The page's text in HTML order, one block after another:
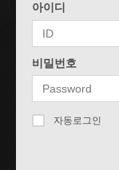
아이디
비밀번호
자동로그인